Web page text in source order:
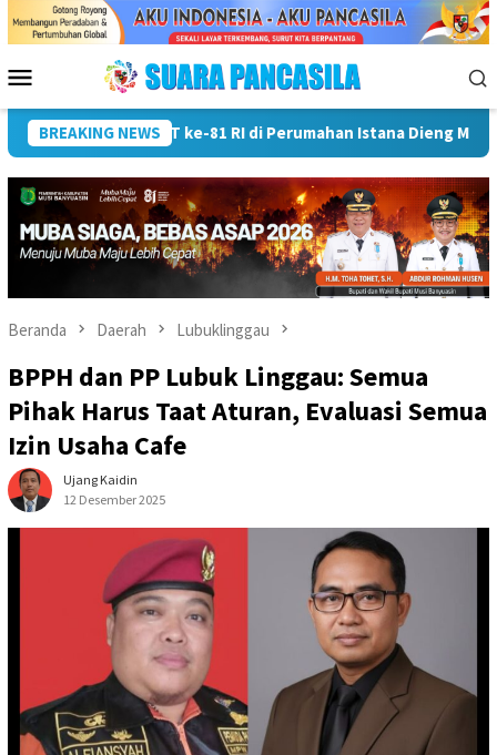
Menu
Mobile
BREAKING NEWS
Wali Kota Lubuk Linggau Kukuhkan Pramuka Garuda dan
Beranda Daerah Lubuklinggau
BPPH dan PP Lubuk Linggau: Semua
Pihak Harus Taat Aturan, Evaluasi Semua
Izin Usaha Cafe
Ujang Kaidin
12 Desember 2025